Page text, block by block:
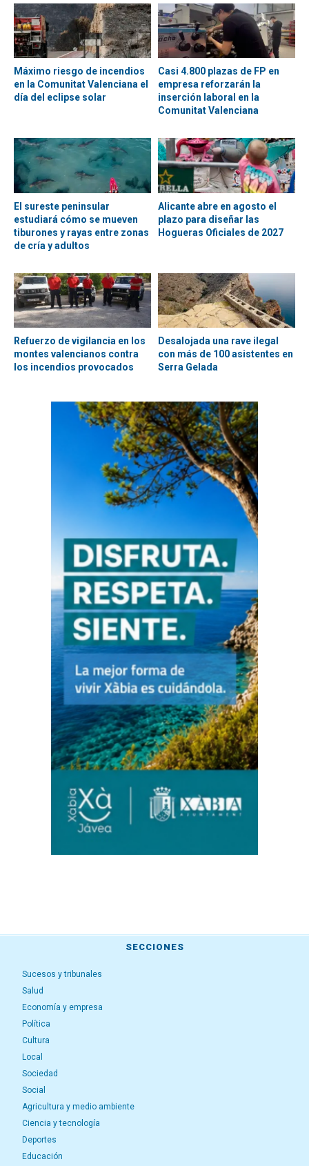
Máximo riesgo de incendios
en la Comunitat Valenciana el
día del eclipse solar
Casi 4.800 plazas de FP en
empresa reforzarán la
inserción laboral en la
Comunitat Valenciana
El sureste peninsular
estudiará cómo se mueven
tiburones y rayas entre zonas
de cría y adultos
Alicante abre en agosto el
plazo para diseñar las
Hogueras Oficiales de 2027
Refuerzo de vigilancia en los
montes valencianos contra
los incendios provocados
Desalojada una rave ilegal
con más de 100 asistentes en
Serra Gelada
SECCIONES
Sucesos y tribunales
Salud
Economía y empresa
Política
Cultura
Local
Sociedad
Social
Agricultura y medio ambiente
Ciencia y tecnología
Deportes
Educación